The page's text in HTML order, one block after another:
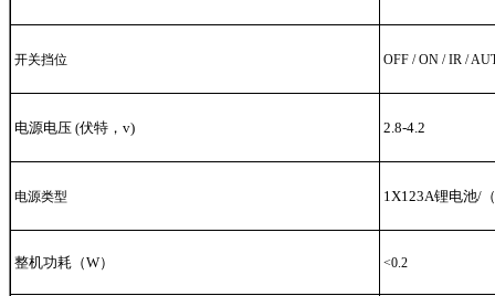
开关挡位 OFF / ON / IR /
电源电压 (伏特，v) 2.8-4.2
电源类型 1X123A锂电池/
整机功耗（W） <0.2